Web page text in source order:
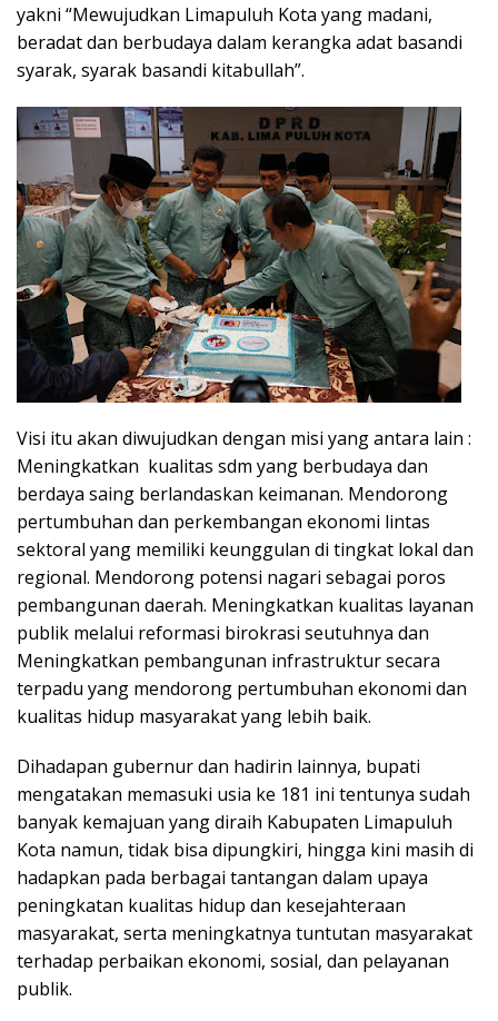
yakni “Mewujudkan Limapuluh Kota yang madani,
beradat dan berbudaya dalam kerangka adat basandi
syarak, syarak basandi kitabullah”.
Visi itu akan diwujudkan dengan misi yang antara lain :
Meningkatkan kualitas sdm yang berbudaya dan
berdaya saing berlandaskan keimanan. Mendorong
pertumbuhan dan perkembangan ekonomi lintas
sektoral yang memiliki keunggulan di tingkat lokal dan
regional. Mendorong potensi nagari sebagai poros
pembangunan daerah. Meningkatkan kualitas layanan
publik melalui reformasi birokrasi seutuhnya dan
Meningkatkan pembangunan infrastruktur secara
terpadu yang mendorong pertumbuhan ekonomi dan
kualitas hidup masyarakat yang lebih baik.
Dihadapan gubernur dan hadirin lainnya, bupati
mengatakan memasuki usia ke 181 ini tentunya sudah
banyak kemajuan yang diraih Kabupaten Limapuluh
Kota namun, tidak bisa dipungkiri, hingga kini masih di
hadapkan pada berbagai tantangan dalam upaya
peningkatan kualitas hidup dan kesejahteraan
masyarakat, serta meningkatnya tuntutan masyarakat
terhadap perbaikan ekonomi, sosial, dan pelayanan
publik.